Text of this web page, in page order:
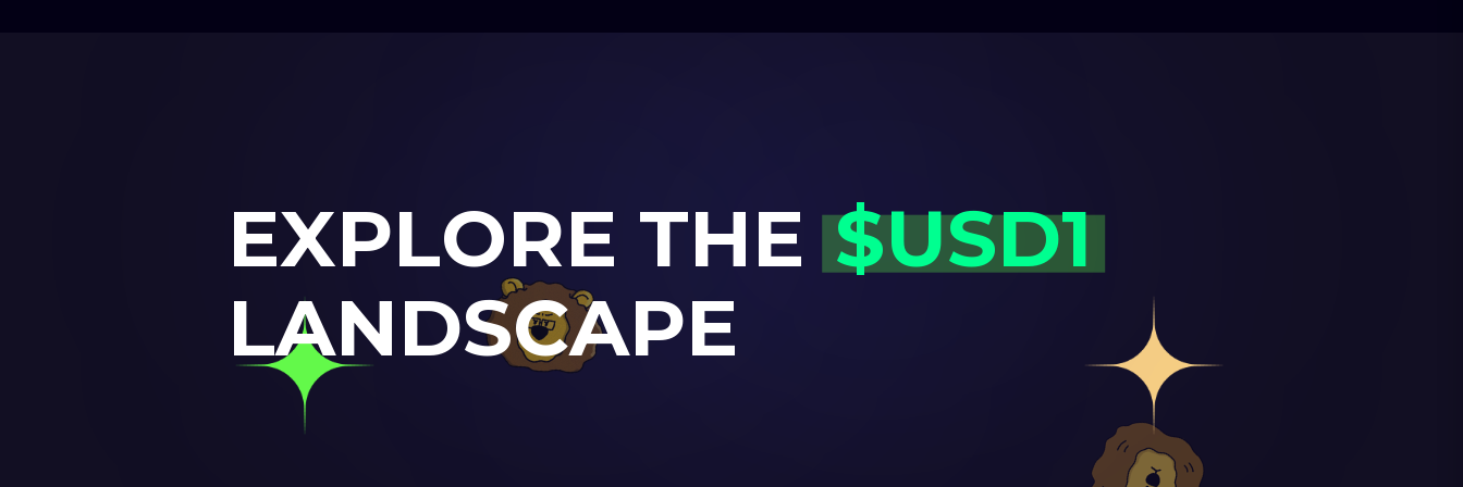
EXPLORE THE $USD1
LANDSCAPE